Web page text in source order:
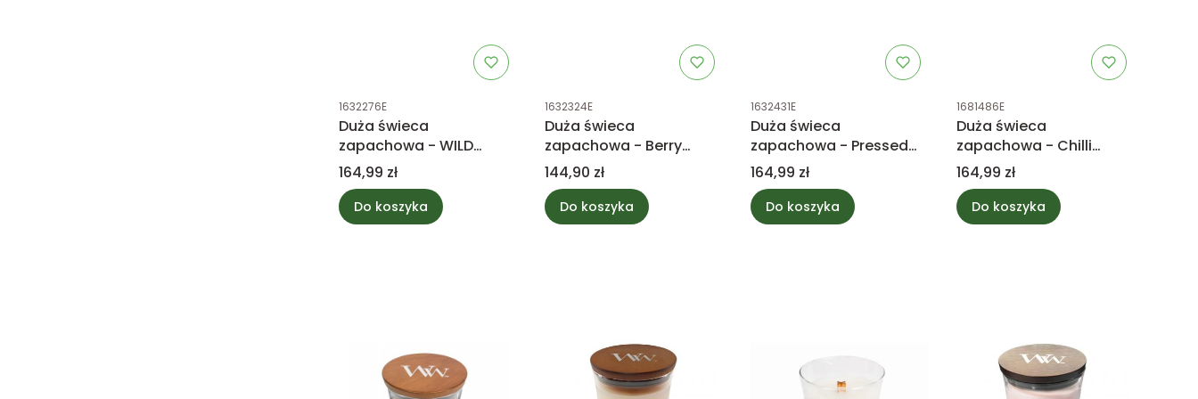
Kod produktu
1632276E
Duża świeca
zapachowa - WILD
BERRY & BEETS -
WoodWick
Cena
164,99 zł
Do koszyka
Kod produktu
1632324E
Duża świeca
zapachowa - Berry
Mochi - Yankee Candle
Cena
144,90 zł
Do koszyka
Kod produktu
1632431E
Duża świeca
zapachowa - Pressed
Blooms & Patchouli -
WoodWick
Cena
164,99 zł
Do koszyka
Kod produktu
1681486E
Duża świeca
zapachowa - Chilli
Pepper Gelato -
WoodWick
Cena
164,99 zł
Do koszyka